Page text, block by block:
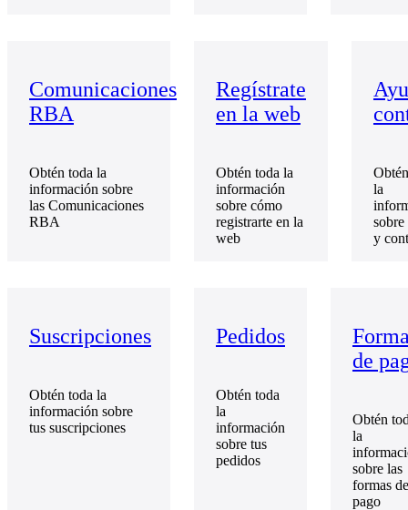
Comunicaciones
RBA
Obtén toda la
información sobre
las Comunicaciones
RBA
Regístrate
en la web
Obtén toda la
información
sobre cómo
registrarte en la
web
la
sobre
y
Suscripciones
Obtén toda la
información sobre
tus suscripciones
Pedidos
Obtén toda
la
información
sobre tus
pedidos
de
Obtén
la
sobre las
formas de
pago